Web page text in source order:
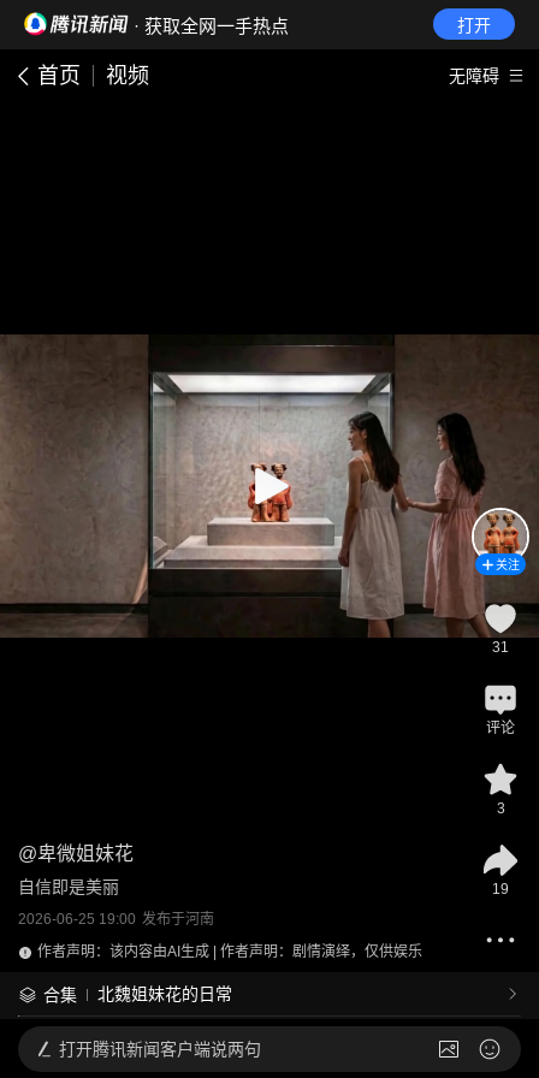
· 获取全网一手热点 打开
首页 视频 无障碍
@卑微姐妹花
自信即是美丽
2026-06-25 19:00 发布于河南
作者声明：该内容由AI生成 | 作者声明：剧情演绎，仅供娱乐
合集 北魏姐妹花的日常
关注
31
评论
3
19
打开腾讯新闻客户端说两句